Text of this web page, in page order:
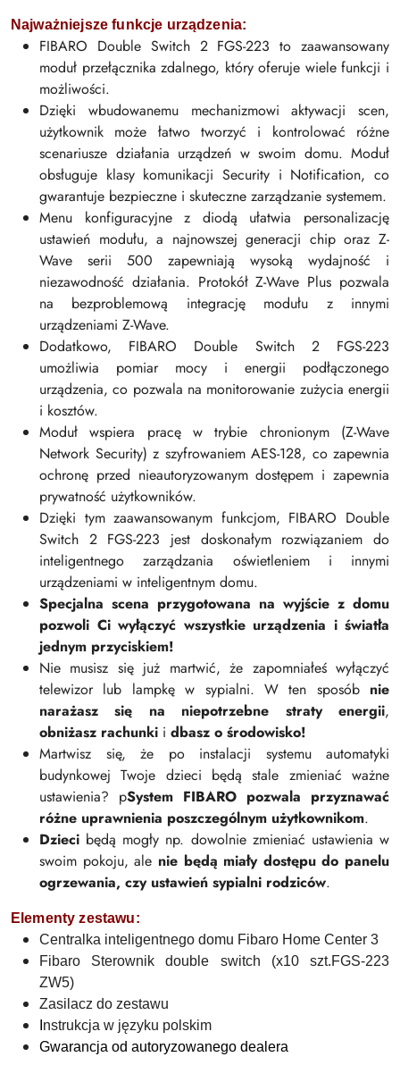
Najważniejsze funkcje urządzenia:
FIBARO Double Switch 2 FGS-223 to zaawansowany
moduł przełącznika zdalnego, który oferuje wiele funkcji i
możliwości.
Dzięki wbudowanemu mechanizmowi aktywacji scen,
użytkownik może łatwo tworzyć i kontrolować różne
scenariusze działania urządzeń w swoim domu. Moduł
obsługuje klasy komunikacji Security i Notification, co
gwarantuje bezpieczne i skuteczne zarządzanie systemem.
Menu konfiguracyjne z diodą ułatwia personalizację
ustawień modułu, a najnowszej generacji chip oraz Z-
Wave serii 500 zapewniają wysoką wydajność i
niezawodność działania. Protokół Z-Wave Plus pozwala
na bezproblemową integrację modułu z innymi
urządzeniami Z-Wave.
Dodatkowo, FIBARO Double Switch 2 FGS-223
umożliwia pomiar mocy i energii podłączonego
urządzenia, co pozwala na monitorowanie zużycia energii
i kosztów.
Moduł wspiera pracę w trybie chronionym (Z-Wave
Network Security) z szyfrowaniem AES-128, co zapewnia
ochronę przed nieautoryzowanym dostępem i zapewnia
prywatność użytkowników.
Dzięki tym zaawansowanym funkcjom, FIBARO Double
Switch 2 FGS-223 jest doskonałym rozwiązaniem do
inteligentnego zarządzania oświetleniem i innymi
urządzeniami w inteligentnym domu.
Specjalna scena przygotowana na wyjście z domu
pozwoli Ci wyłączyć wszystkie urządzenia i światła
jednym przyciskiem!
Nie musisz się już martwić, że zapomniałeś wyłączyć
telewizor lub lampkę w sypialni. W ten sposób nie
narażasz się na niepotrzebne straty energii,
obniżasz rachunki i dbasz o środowisko!
Martwisz się, że po instalacji systemu automatyki
budynkowej Twoje dzieci będą stale zmieniać ważne
ustawienia? pSystem FIBARO pozwala przyznawać
różne uprawnienia poszczególnym użytkownikom.
Dzieci będą mogły np. dowolnie zmieniać ustawienia w
swoim pokoju, ale nie będą miały dostępu do panelu
ogrzewania, czy ustawień sypialni rodziców.
Elementy zestawu:
Centralka inteligentnego domu Fibaro Home Center 3
Fibaro Sterownik double switch (x10 szt.FGS-223
ZW5)
Zasilacz do zestawu
nstrukcja w języku polskim
Gwarancja od autoryzowanego dealera